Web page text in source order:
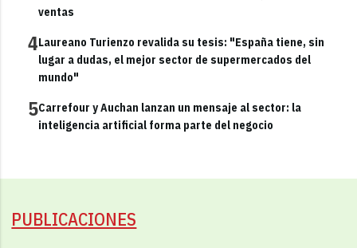
ventas
4Laureano Turienzo revalida su tesis: "España tiene, sin
lugar a dudas, el mejor sector de supermercados del
mundo"
5Carrefour y Auchan lanzan un mensaje al sector: la
inteligencia artificial forma parte del negocio
PUBLICACIONES